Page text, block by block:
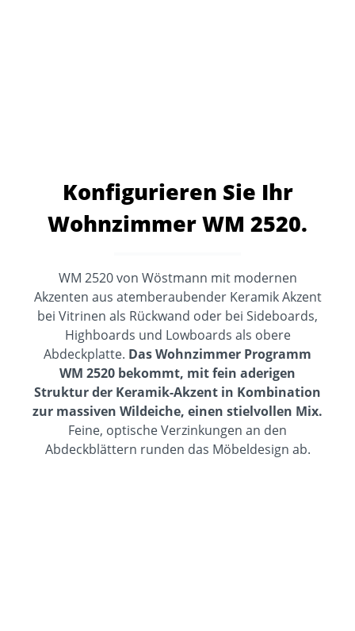
Konfigurieren Sie Ihr
Wohnzimmer WM 2520.
WM 2520 von Wöstmann mit modernen
Akzenten aus atemberaubender Keramik Akzent
bei Vitrinen als Rückwand oder bei Sideboards,
Highboards und Lowboards als obere
Abdeckplatte. DasWohnzimmer Programm
WM 2520 bekommt, mit fein aderigen
Struktur der Keramik-Akzent in Kombination
zur massiven Wildeiche, einen stielvollen Mix.
Feine, optische Verzinkungen an den
Abdeckblättern runden das Möbeldesign ab.